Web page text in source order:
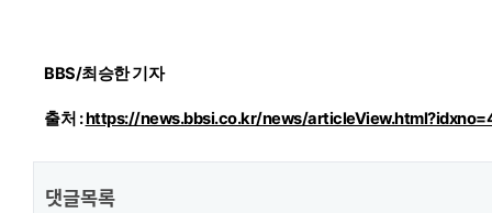
BBS/최승한 기자
출처 :https://news.bbsi.co.kr/news/
댓글목록